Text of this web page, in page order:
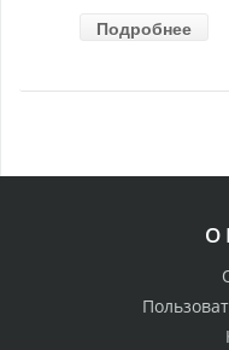
Подробнее
О